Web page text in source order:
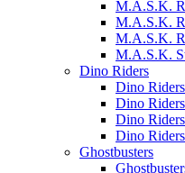
M.A.S.K.
M.A.S.K.
M.A.S.K.
M.A.S.K.
Dino Riders
Dino Riders
Dino
Dino
Dino
Ghostbusters